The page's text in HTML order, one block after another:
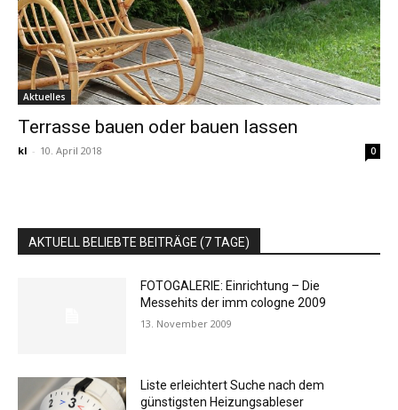
Aktuelles
Terrasse bauen oder bauen lassen
kl - 10. April 2018 0
AKTUELL BELIEBTE BEITRÄGE (7 TAGE)
FOTOGALERIE: Einrichtung – Die
Messehits der imm cologne 2009
13. November 2009
Liste erleichtert Suche nach dem
günstigsten Heizungsableser